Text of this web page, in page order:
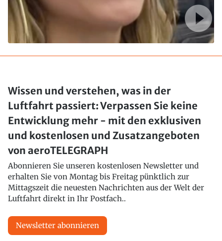
Wissen und verstehen, was in der
Luftfahrt passiert: Verpassen Sie keine
Entwicklung mehr - mit den exklusiven
und kostenlosen und Zusatzangeboten
von aeroTELEGRAPH
Abonnieren Sie unseren kostenlosen Newsletter und
erhalten Sie von Montag bis Freitag pünktlich zur
Mittagszeit die neuesten Nachrichten aus der Welt der
Luftfahrt direkt in Ihr Postfach..
Newsletter abonnieren